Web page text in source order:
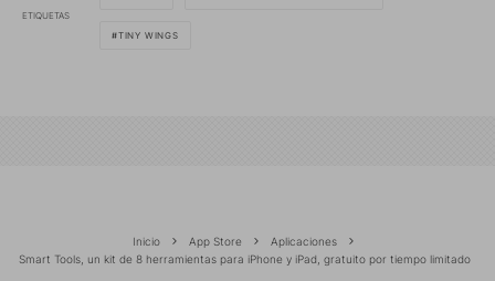
ETIQUETAS
TINY WINGS
Inicio App Store
Aplicaciones
Smart Tools, un kit de 8 herramientas para iPhone y iPad, gratuito por tiempo limitado